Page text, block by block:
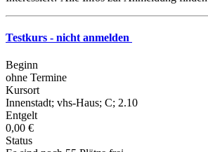
Testkurs - nicht anmelden
Beginn
ohne Termine
Kursort
Innenstadt; vhs-Haus; C; 2.10
Entgelt
0,00 €
Status